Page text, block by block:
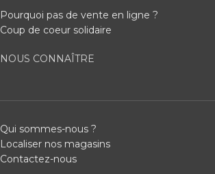
Pourquoi pas de vente en ligne ?
Coup de coeur solidaire
NOUS CONNAÎTRE
Qui sommes-nous ?
Localiser nos magasins
Contactez-nous